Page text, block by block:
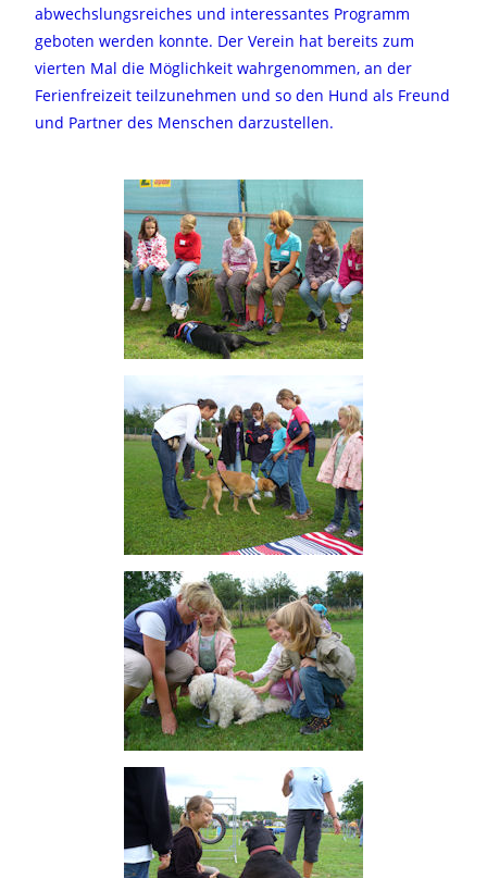
abwechslungsreiches und interessantes Programm
geboten werden konnte. Der Verein hat bereits zum
vierten Mal die Möglichkeit wahrgenommen, an der
Ferienfreizeit teilzunehmen und so den Hund als Freund
und Partner des Menschen darzustellen.